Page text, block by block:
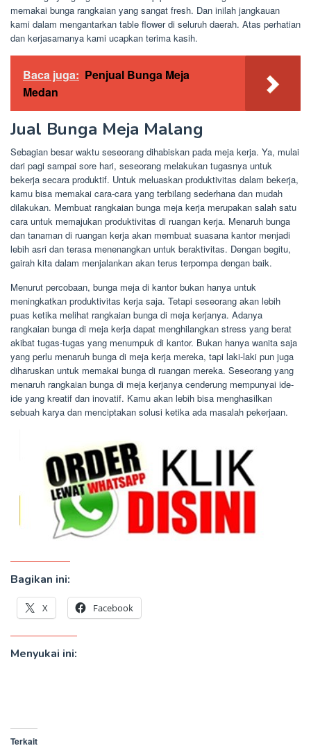
memakai bunga rangkaian yang sangat fresh. Dan inilah jangkauan
kami dalam mengantarkan table flower di seluruh daerah. Atas perhatian
dan kerjasamanya kami ucapkan terima kasih.
Baca juga: Penjual Bunga Meja
Medan
Jual Bunga Meja Malang
Sebagian besar waktu seseorang dihabiskan pada meja kerja. Ya, mulai
dari pagi sampai sore hari, seseorang melakukan tugasnya untuk
bekerja secara produktif. Untuk meluaskan produktivitas dalam bekerja,
kamu bisa memakai cara-cara yang terbilang sederhana dan mudah
dilakukan. Membuat rangkaian bunga meja kerja merupakan salah satu
cara untuk memajukan produktivitas di ruangan kerja. Menaruh bunga
dan tanaman di ruangan kerja akan membuat suasana kantor menjadi
lebih asri dan terasa menenangkan untuk beraktivitas. Dengan begitu,
gairah kita dalam menjalankan akan terus terpompa dengan baik.
Menurut percobaan, bunga meja di kantor bukan hanya untuk
meningkatkan produktivitas kerja saja. Tetapi seseorang akan lebih
puas ketika melihat rangkaian bunga di meja kerjanya. Adanya
rangkaian bunga di meja kerja dapat menghilangkan stress yang berat
akibat tugas-tugas yang menumpuk di kantor. Bukan hanya wanita saja
yang perlu menaruh bunga di meja kerja mereka, tapi laki-laki pun juga
diharuskan untuk memakai bunga di ruangan mereka. Seseorang yang
menaruh rangkaian bunga di meja kerjanya cenderung mempunyai ide-
ide yang kreatif dan inovatif. Kamu akan lebih bisa menghasilkan
sebuah karya dan menciptakan solusi ketika ada masalah pekerjaan.
Bagikan ini:
X Facebook
Menyukai ini:
Terkait